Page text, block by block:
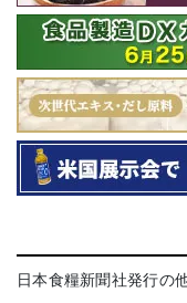
日本食糧新聞社発行の